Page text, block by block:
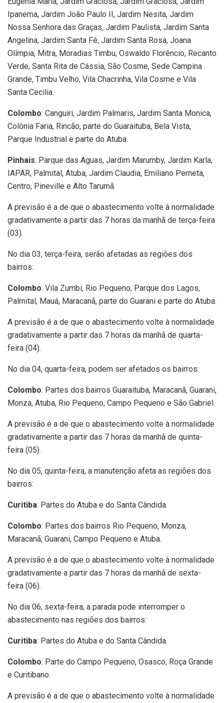
Ipanema, Jardim João Paulo II, Jardim Nesita, Jardim
Nossa Senhora das Graças, Jardim Paulista, Jardim Santa
Angelina, Jardim Santa Fé, Jardim Santa Rosa, Joana
Olímpia, Mitra, Moradias Timbu, Oswaldo Florêncio, Recanto
Verde, Santa Rita de Cássia, São Cosme, Sede Campina
Grande, Timbu Velho, Vila Chacrinha, Vila Cosme e Vila
Santa Cecilia.
Colombo: Canguiri, Jardim Palmaris, Jardim Santa Monica,
Colônia Faria, Rincão, parte do Guaraituba, Bela Vista,
Parque Industrial e parte do Atuba.
Pinhais: Parque das Aguas, Jardim Marumby, Jardim Karla,
IAPAR, Palmital, Atuba, Jardim Claudia, Emiliano Perneta,
Centro, Pineville e Alto Tarumã.
A previsão é a de que o abastecimento volte à normalidade
gradativamente a partir das 7 horas da manhã de terça-feira
(03).
No dia 03, terça-feira, serão afetadas as regiões dos
bairros:
Colombo: Vila Zumbi, Rio Pequeno, Parque dos Lagos,
Palmital, Mauá, Maracanã, parte do Guarani e parte do Atuba.
A previsão é a de que o abastecimento volte à normalidade
gradativamente a partir das 7 horas da manhã de quarta-
feira (04).
No dia 04, quarta-feira, podem ser afetados os bairros:
Colombo: Partes dos bairros Guaraituba, Maracanã, Guarani,
Monza, Atuba, Rio Pequeno, Campo Pequeno e São Gabriel.
A previsão é a de que o abastecimento volte à normalidade
gradativamente a partir das 7 horas da manhã de quinta-
feira (05).
No dia 05, quinta-feira, a manutenção afeta as regiões dos
bairros:
Curitiba: Partes do Atuba e do Santa Cândida.
Colombo: Partes dos bairros Rio Pequeno, Monza,
Maracanã, Guarani, Campo Pequeno e Atuba.
A previsão é a de que o abastecimento volte à normalidade
gradativamente a partir das 7 horas da manhã de sexta-
feira (06).
No dia 06, sexta-feira, a parada pode interromper o
abastecimento nas regiões dos bairros:
Curitiba: Partes do Atuba e do Santa Cândida.
Colombo: Parte do Campo Pequeno, Osasco, Roça Grande
e Curitibano.
A previsão é a de que o abastecimento volte à normalidade